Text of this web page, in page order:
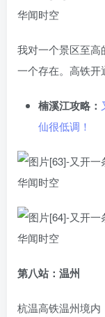
我对一个景区至高
一个存在。高铁开
楠溪江攻略：
仙很低调！
第八站：温州
杭温高铁温州境内